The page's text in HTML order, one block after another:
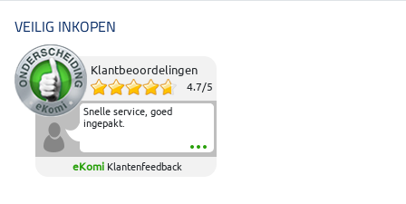
VEILIG INKOPEN
Klantbeoordelingen
4.7/5
Snelle service, goed
ingepakt.
eKomi Klantenfeedback